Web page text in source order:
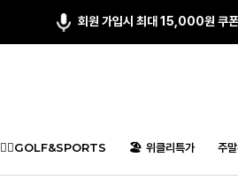
회원 가입시 최대 15,000원 쿠
🏌️‍♂️GOLF&SPORTS 🏖️ 위클리특가 주